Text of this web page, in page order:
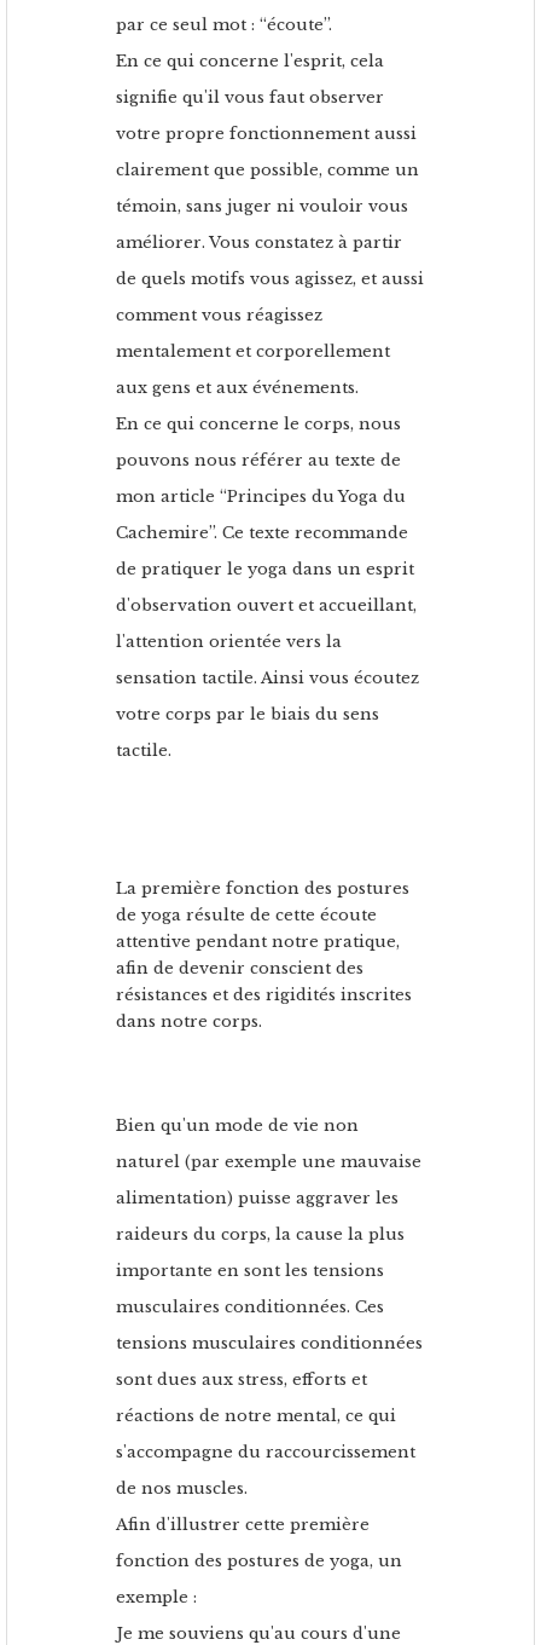
par ce seul mot : “écoute”.
En ce qui concerne l'esprit, cela
signifie qu'il vous faut observer
votre propre fonctionnement aussi
clairement que possible, comme un
témoin, sans juger ni vouloir vous
améliorer. Vous constatez à partir
de quels motifs vous agissez, et aussi
comment vous réagissez
mentalement et corporellement
aux gens et aux événements.
En ce qui concerne le corps, nous
pouvons nous référer au texte de
mon article “Principes du Yoga du
Cachemire”. Ce texte recommande
de pratiquer le yoga dans un esprit
d'observation ouvert et accueillant,
l'attention orientée vers la
sensation tactile. Ainsi vous écoutez
votre corps par le biais du sens
tactile.
La première fonction des postures
de yoga résulte de cette écoute
attentive pendant notre pratique,
afin de devenir conscient des
résistances et des rigidités inscrites
dans notre corps.
Bien qu'un mode de vie non
naturel (par exemple une mauvaise
alimentation) puisse aggraver les
raideurs du corps, la cause la plus
importante en sont les tensions
musculaires conditionnées. Ces
tensions musculaires conditionnées
sont dues aux stress, efforts et
réactions de notre mental, ce qui
s'accompagne du raccourcissement
de nos muscles.
Afin d'illustrer cette première
fonction des postures de yoga, un
exemple :
Je me souviens qu'au cours d'une